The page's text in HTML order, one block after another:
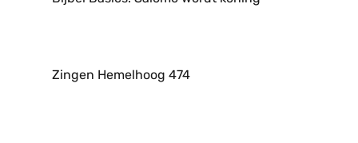
Zingen Hemelhoog 474